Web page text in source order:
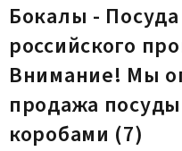
Бокалы -
российского
Внимание! Мы
продажа
коробами (7)